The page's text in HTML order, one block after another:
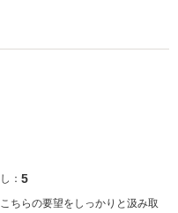
： 5
ちらの要望をしっかりと汲み取